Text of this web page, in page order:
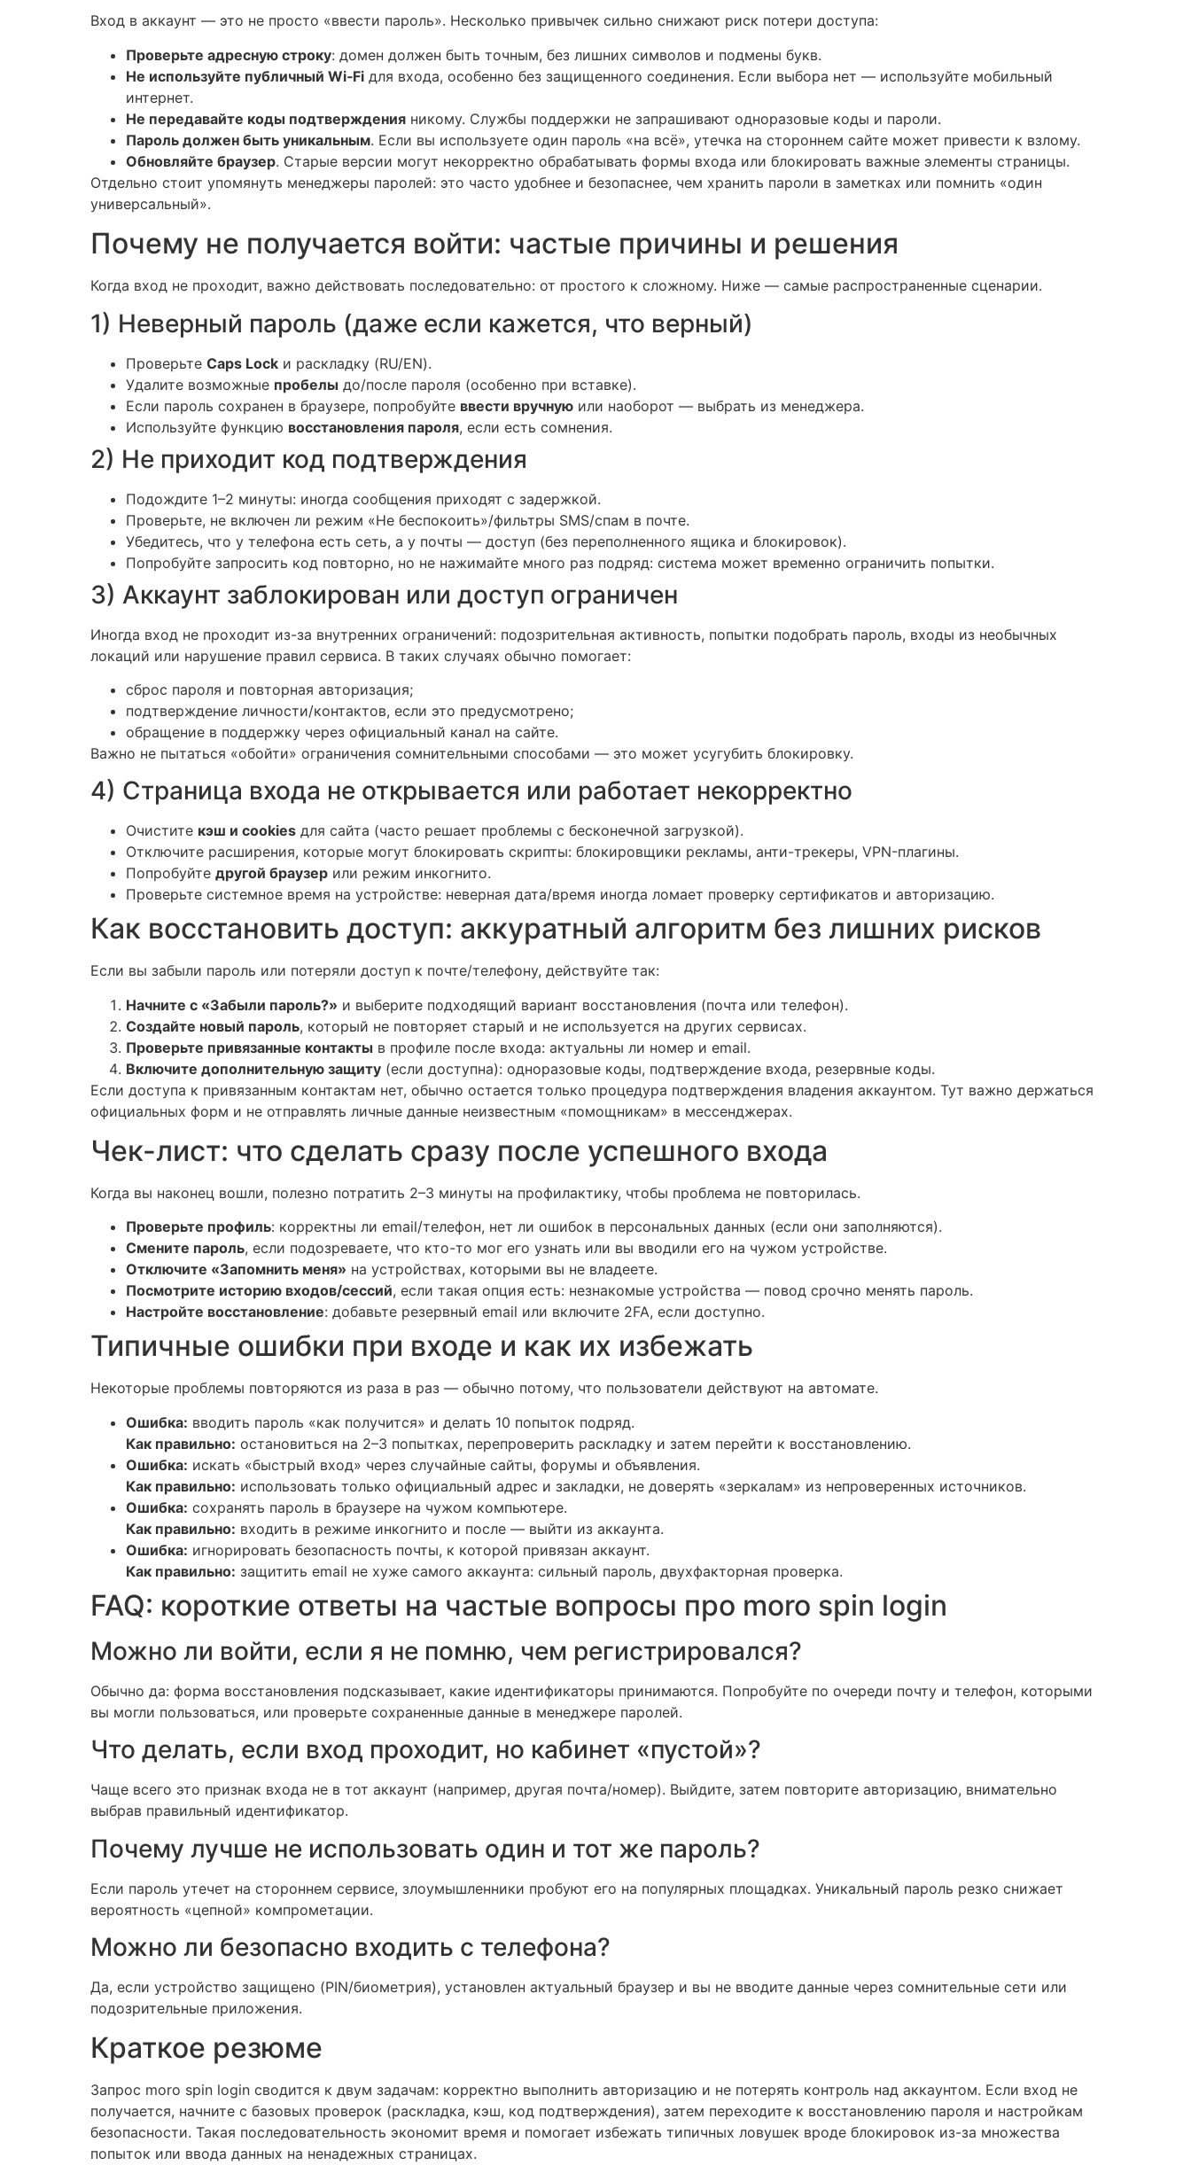
Вход в аккаунт — это не просто «ввести пароль». Несколько привычек сильно снижают риск потери доступа:
Проверьте адресную строку: домен должен быть точным, без лишних символов и подмены букв.
Не используйте публичный Wi‑Fi для входа, особенно без защищенного соединения. Если выбора нет — используйте мобильный
интернет.
Не передавайте коды подтверждения никому. Службы поддержки не запрашивают одноразовые коды и пароли.
Пароль должен быть уникальным. Если вы используете один пароль «на всё», утечка на стороннем сайте может привести к взлому.
Обновляйте браузер. Старые версии могут некорректно обрабатывать формы входа или блокировать важные элементы страницы.
Отдельно стоит упомянуть менеджеры паролей: это часто удобнее и безопаснее, чем хранить пароли в заметках или помнить «один
универсальный».
Почему не получается войти: частые причины и решения
Когда вход не проходит, важно действовать последовательно: от простого к сложному. Ниже — самые распространенные сценарии.
1) Неверный пароль (даже если кажется, что верный)
Проверьте Caps Lock и раскладку (RU/EN).
Удалите возможные пробелы до/после пароля (особенно при вставке).
Если пароль сохранен в браузере, попробуйте ввести вручную или наоборот — выбрать из менеджера.
Используйте функцию восстановления пароля, если есть сомнения.
2) Не приходит код подтверждения
Подождите 1–2 минуты: иногда сообщения приходят с задержкой.
Проверьте, не включен ли режим «Не беспокоить»/фильтры SMS/спам в почте.
Убедитесь, что у телефона есть сеть, а у почты — доступ (без переполненного ящика и блокировок).
Попробуйте запросить код повторно, но не нажимайте много раз подряд: система может временно ограничить попытки.
3) Аккаунт заблокирован или доступ ограничен
Иногда вход не проходит из-за внутренних ограничений: подозрительная активность, попытки подобрать пароль, входы из необычных
локаций или нарушение правил сервиса. В таких случаях обычно помогает:
сброс пароля и повторная авторизация;
подтверждение личности/контактов, если это предусмотрено;
обращение в поддержку через официальный канал на сайте.
Важно не пытаться «обойти» ограничения сомнительными способами — это может усугубить блокировку.
4) Страница входа не открывается или работает некорректно
Очистите кэш и cookies для сайта (часто решает проблемы с бесконечной загрузкой).
Отключите расширения, которые могут блокировать скрипты: блокировщики рекламы, анти-трекеры, VPN-плагины.
Попробуйте другой браузер или режим инкогнито.
Проверьте системное время на устройстве: неверная дата/время иногда ломает проверку сертификатов и авторизацию.
Как восстановить доступ: аккуратный алгоритм без лишних рисков
Если вы забыли пароль или потеряли доступ к почте/телефону, действуйте так:
Начните с «Забыли пароль?» и выберите подходящий вариант восстановления (почта или телефон).
Создайте новый пароль, который не повторяет старый и не используется на других сервисах.
Проверьте привязанные контакты в профиле после входа: актуальны ли номер и email.
Включите дополнительную защиту (если доступна): одноразовые коды, подтверждение входа, резервные коды.
Если доступа к привязанным контактам нет, обычно остается только процедура подтверждения владения аккаунтом. Тут важно держаться
официальных форм и не отправлять личные данные неизвестным «помощникам» в мессенджерах.
Чек-лист: что сделать сразу после успешного входа
Когда вы наконец вошли, полезно потратить 2–3 минуты на профилактику, чтобы проблема не повторилась.
Проверьте профиль: корректны ли email/телефон, нет ли ошибок в персональных данных (если они заполняются).
Смените пароль, если подозреваете, что кто-то мог его узнать или вы вводили его на чужом устройстве.
Отключите «Запомнить меня» на устройствах, которыми вы не владеете.
Посмотрите историю входов/сессий, если такая опция есть: незнакомые устройства — повод срочно менять пароль.
Настройте восстановление: добавьте резервный email или включите 2FA, если доступно.
Типичные ошибки при входе и как их избежать
Некоторые проблемы повторяются из раза в раз — обычно потому, что пользователи действуют на автомате.
Ошибка: вводить пароль «как получится» и делать 10 попыток подряд.
Как правильно: остановиться на 2–3 попытках, перепроверить раскладку и затем перейти к восстановлению.
Ошибка: искать «быстрый вход» через случайные сайты, форумы и объявления.
Как правильно: использовать только официальный адрес и закладки, не доверять «зеркалам» из непроверенных источников.
Ошибка: сохранять пароль в браузере на чужом компьютере.
Как правильно: входить в режиме инкогнито и после — выйти из аккаунта.
Ошибка: игнорировать безопасность почты, к которой привязан аккаунт.
Как правильно: защитить email не хуже самого аккаунта: сильный пароль, двухфакторная проверка.
FAQ: короткие ответы на частые вопросы про moro spin login
Можно ли войти, если я не помню, чем регистрировался?
Обычно да: форма восстановления подсказывает, какие идентификаторы принимаются. Попробуйте по очереди почту и телефон, которыми
вы могли пользоваться, или проверьте сохраненные данные в менеджере паролей.
Что делать, если вход проходит, но кабинет «пустой»?
Чаще всего это признак входа не в тот аккаунт (например, другая почта/номер). Выйдите, затем повторите авторизацию, внимательно
выбрав правильный идентификатор.
Почему лучше не использовать один и тот же пароль?
Если пароль утечет на стороннем сервисе, злоумышленники пробуют его на популярных площадках. Уникальный пароль резко снижает
вероятность «цепной» компрометации.
Можно ли безопасно входить с телефона?
Да, если устройство защищено (PIN/биометрия), установлен актуальный браузер и вы не вводите данные через сомнительные сети или
подозрительные приложения.
Краткое резюме
Запрос moro spin login сводится к двум задачам: корректно выполнить авторизацию и не потерять контроль над аккаунтом. Если вход не
получается, начните с базовых проверок (раскладка, кэш, код подтверждения), затем переходите к восстановлению пароля и настройкам
безопасности. Такая последовательность экономит время и помогает избежать типичных ловушек вроде блокировок из-за множества
попыток или ввода данных на ненадежных страницах.